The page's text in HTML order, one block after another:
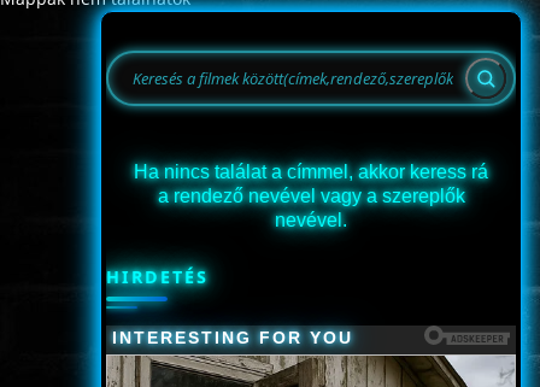
Ha nincs találat a címmel, akkor keress rá
a rendező nevével vagy a szereplők
nevével.
HIRDETÉS